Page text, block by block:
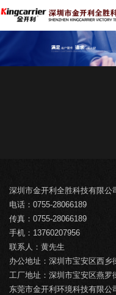
深圳市金开利全胜科技有限公
电话：0755-28066189
传真：0755-28066189
手机：13760207956
联系人：黄先生
办公地址：深圳市宝安区西
工厂地址：深圳市宝安区燕罗
东莞市金开利环境科技有限公